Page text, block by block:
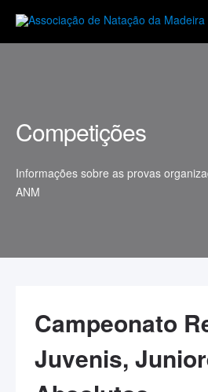
Competições
Informações sobre as provas
ANM
Campeonato
Juvenis,